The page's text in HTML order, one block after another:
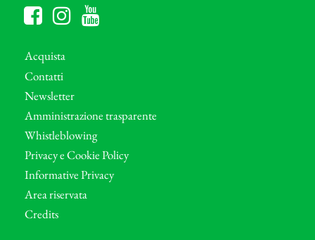
Acquista
Contatti
Newsletter
Amministrazione trasparente
Whistleblowing
Privacy e Cookie Policy
Informative Privacy
Area riservata
Credits